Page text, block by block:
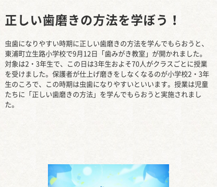
正しい歯磨きの方法を学ぼう！
虫歯になりやすい時期に正しい歯磨きの方法を学んでもらおうと、
東浦町立生路小学校で9月12日「歯みがき教室」が開かれました。
対象は2・3年生で、この日は3年生およそ70人がクラスごとに授業
を受けました。保護者が仕上げ磨きをしなくなるのが小学校2・3年
生のころで、この時期は虫歯になりやすいといいます。授業は児童
たちに「正しい歯磨きの方法」を学んでもらおうと実施されまし
た。